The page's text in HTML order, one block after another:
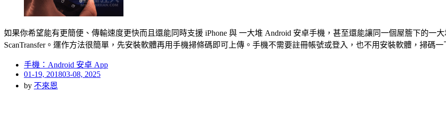
如果你希望能有更簡便、傳輸速度更快而且還能同時支援 iPhone 與 一大堆 Android 安卓手機，甚至還能讓同一個屋簷下的一
ScanTransfer。運作方法很簡單，先安裝軟體再用手機掃條碼即可上傳。手機不需要註冊帳號或登入，也不用安裝軟體，掃碼
手機：Android 安卓 App
Posted
on
01-19, 201803-08, 2025
by 不來恩